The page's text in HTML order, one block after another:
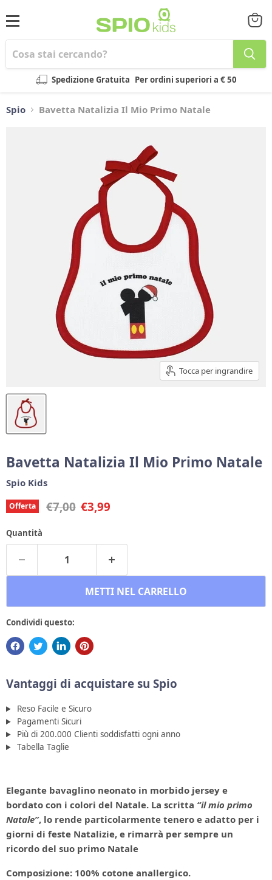
Menu
Spedizione Gratuita Per ordini superiori a € 50
il
Spio Bavetta Natalizia Il Mio Primo Natale
Tocca per ingrandire
Bavetta Natalizia Il Mio Primo Natale
Spio Kids
Offerta Prezzo originale
€7,00 Prezzo corrente
€3,99
Quantità
METTI NEL CARRELLO
Condividi questo:
Vantaggi di acquistare su Spio
Reso Facile e Sicuro
Pagamenti Sicuri
Più di 200.000 Clienti soddisfatti ogni anno
Tabella Taglie
Elegante bavaglino neonato in morbido jersey e
bordato con i colori del Natale. La scritta “il mio primo
Natale”, lo rende particolarmente tenero e adatto per i
giorni di feste Natalizie, e rimarrà per sempre un
ricordo del suo primo Natale
Composizione: 100% cotone anallergico.